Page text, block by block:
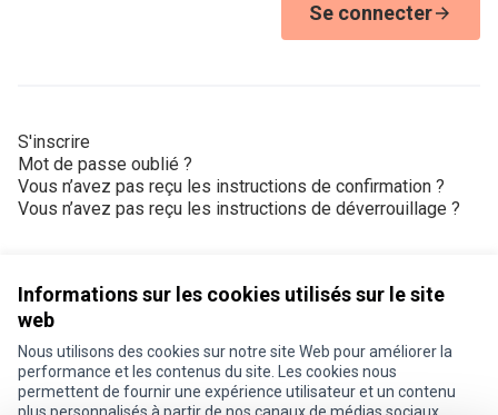
Informations sur les cookies utilisés sur le site
web
Nous utilisons des cookies sur notre site Web pour améliorer la
performance et les contenus du site. Les cookies nous
permettent de fournir une expérience utilisateur et un contenu
Se connecter
S'inscrire
Mot de passe oublié ?
Vous n’avez pas reçu les instructions de confirmation ?
Vous n’avez pas reçu les instructions de déverrouillage ?
Conditions d'utilisation
Paramètres des cookies
Je participe ! sur X
Je participe ! sur Facebook
Je participe ! sur Instagram